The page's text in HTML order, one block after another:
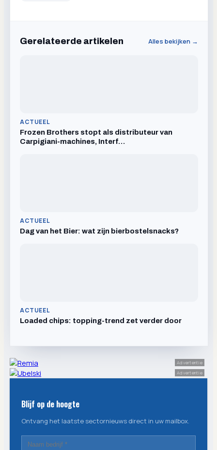
Gerelateerde artikelen Alles bekijken →
ACTUEEL
Frozen Brothers stopt als distributeur van
Carpigiani-machines, Interf…
ACTUEEL
Dag van het Bier: wat zijn bierbostelsnacks?
ACTUEEL
Loaded chips: topping-trend zet verder door
Advertentie
Advertentie
Blijf op de hoogte
Ontvang het laatste sectornieuws direct in uw mailbox.